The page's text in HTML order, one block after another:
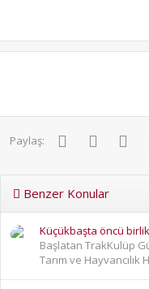
Paylaş: FacebookTwitter
Benzer Konular
Küçükbaşta öncü
Başlatan TrakKulüp
Tarım ve Hayvancılık